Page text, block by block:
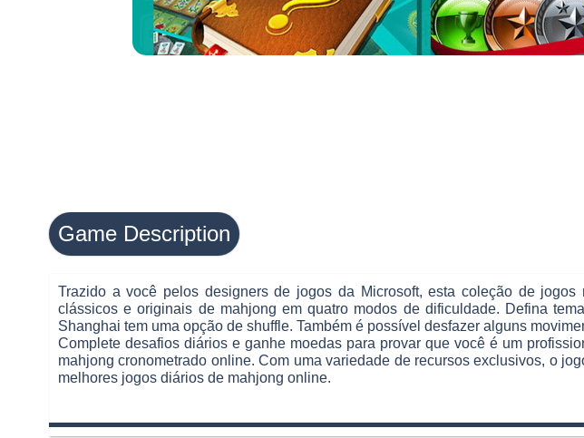
Game Description
Trazido a você pelos designers de jogos da Microsoft, esta coleção de
clássicos e originais de mahjong em quatro modos de dificuldade. Defina
Shanghai tem uma opção de shuffle. Também é possível desfazer alguns
Complete desafios diários e ganhe moedas para provar que você é um
mahjong cronometrado online. Com uma variedade de recursos exclusivos, o
melhores jogos diários de mahjong online.